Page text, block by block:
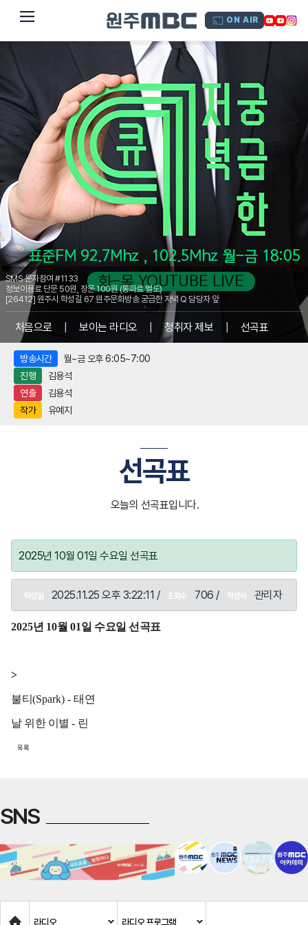
dehaze ON AIR
SMS 문자참여 #1133
정보이용료 단문 50원, 장문 100원 (통화료 별도)
[26412] 원주시 학성길 67 원주문화방송 궁금한 저녁 Q 담당자 앞
처음으로 보이는 라디오 청취자 제보 선곡표
방송시간
월~금 오후 6:05~7:00
진행
김용석
연출
김용석
작가
유예지
선곡표
오늘의 선곡표입니다.
2025년 10월 01일 수요일 선곡표
작성일 2025.11.25 오후 3:22:11 / 조회수 706 / 작성자 관리자
2025년 10월 01일 수요일 선곡표
>
불티 (Spark) - 태연
날 위한 이별 - 린
목록
SNS
Home
라디오 라디오 프로그램